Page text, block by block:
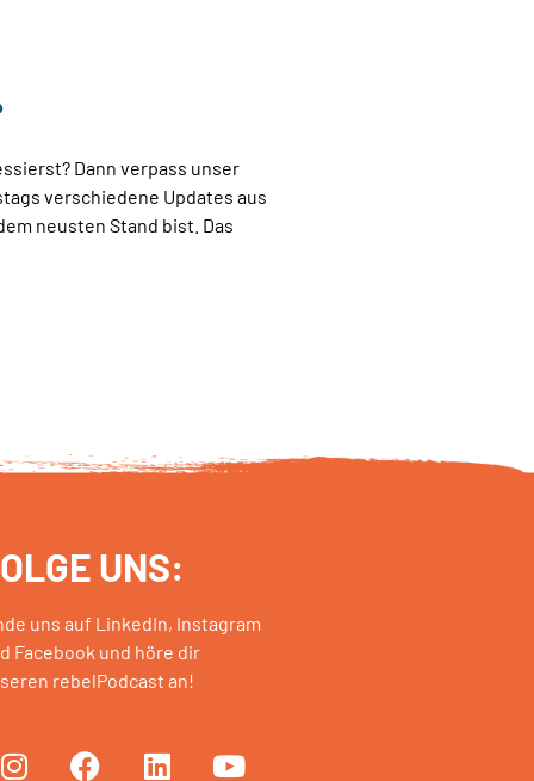
Dann verpass unser
verschiedene Updates aus
neusten Stand bist. Das
UNS:
uns auf LinkedIn, Instagram
Facebook und höre dir
rebelPodcast an!